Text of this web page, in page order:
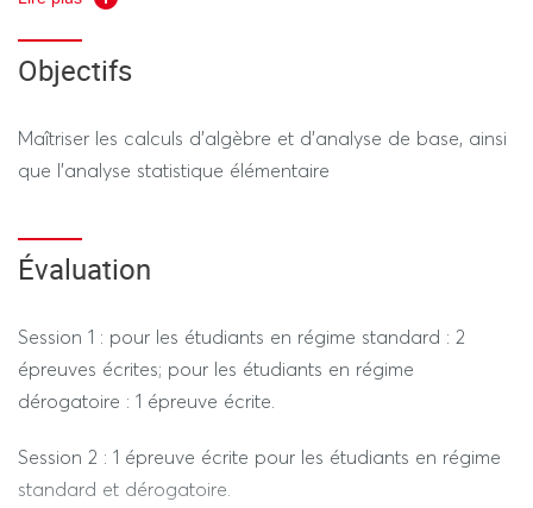
équations, inéquations et représentations graphiques,
figures géométriques simples et applications, éléments
extremums), statistiques descriptives univariées et
bivariées, inférence statistique (estimation et tests)
mathématiques nécessaires pour aborder dès le début
de l’année de L1 les contenus d’économie et sciences
univariées, taux de variations, indices.
Objectifs
Maîtriser les calculs d’algèbre et d’analyse de base, ainsi
que l’analyse statistique élémentaire
Évaluation
Session 1 : pour les étudiants en régime standard : 2
épreuves écrites; pour les étudiants en régime
dérogatoire : 1 épreuve écrite.
Session 2 : 1 épreuve écrite pour les étudiants en régime
standard et dérogatoire.